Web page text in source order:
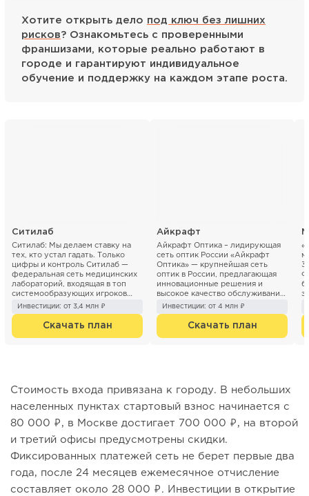
Хотите открыть дело под ключ без лишних
рисков? Ознакомьтесь с проверенными
франшизами, которые реально работают в
городе и гарантируют индивидуальное
обучение и поддержку на каждом этапе роста.
Ситилаб
Ситилаб: Мы делаем ставку на
тех, кто устал гадать. Только
цифры и контроль Ситилаб —
федеральная сеть медицинских
лабораторий, входящая в топ
системообразующих игроков
рынка. Принцип &l...
Инвестиции: от 3,4 млн ₽
Скачать план
Айкрафт
Айкрафт Оптика – лидирующая
сеть оптик России «Айкрафт
Оптика» — крупнейшая сеть
оптик в России, предлагающая
инновационные решения и
высокое качество обслуживания.
Мы являе...
Инвестиции: от 4 млн ₽
Скачать план
Стоимость входа привязана к городу. В небольших
населенных пунктах стартовый взнос начинается с
80 000 ₽, в Москве достигает 700 000 ₽, на второй
и третий офисы предусмотрены скидки.
Фиксированных платежей сеть не берет первые два
года, после 24 месяцев ежемесячное отчисление
составляет около 28 000 ₽. Инвестиции в открытие